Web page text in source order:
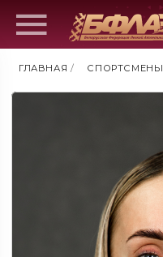
ГЛАВНАЯ / СПОРТСМЕНЫ